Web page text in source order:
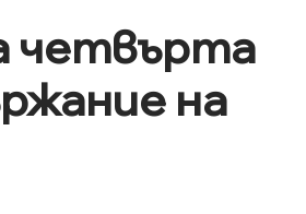
четвърта
на